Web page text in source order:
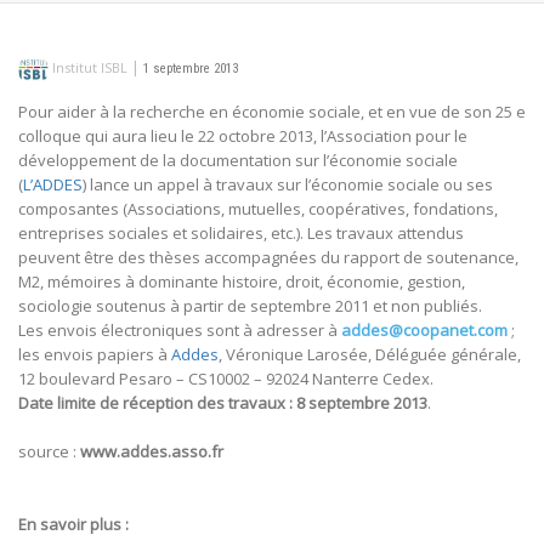
Institut ISBL | 1 septembre 2013
Pour aider à la recherche en économie sociale, et en vue de son 25 e
colloque qui aura lieu le 22 octobre 2013, l’Association pour le
développement de la documentation sur l’économie sociale
(L’ADDES) lance un appel à travaux sur l’économie sociale ou ses
composantes (Associations, mutuelles, coopératives, fondations,
entreprises sociales et solidaires, etc.). Les travaux attendus
peuvent être des thèses accompagnées du rapport de soutenance,
M2, mémoires à dominante histoire, droit, économie, gestion,
sociologie soutenus à partir de septembre 2011 et non publiés.
Les envois électroniques sont à adresser à addes@coopanet.com ;
les envois papiers à Addes, Véronique Larosée, Déléguée générale,
12 boulevard Pesaro – CS10002 – 92024 Nanterre Cedex.
Date limite de réception des travaux : 8 septembre 2013.
source : www.addes.asso.fr
En savoir plus :